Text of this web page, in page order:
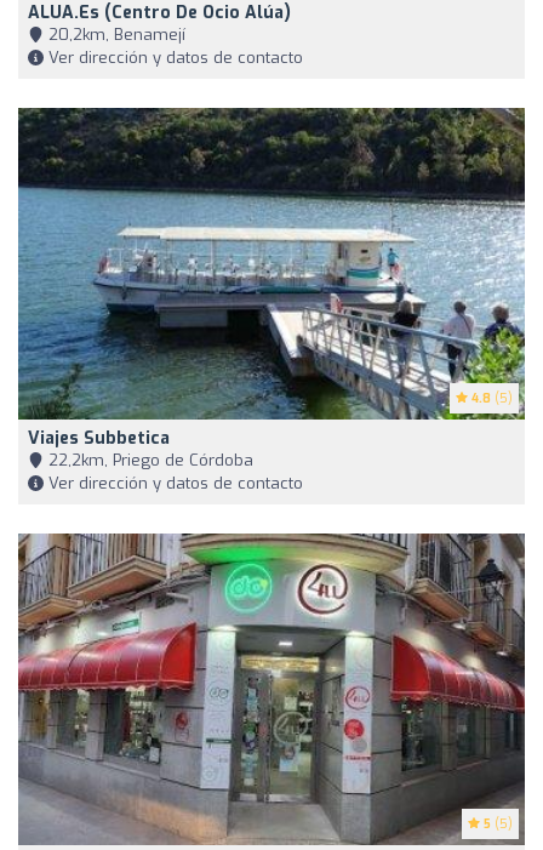
ALUA.es (Centro De Ocio Alúa)
20,2km, Benamejí
Ver dirección y datos de contacto
4.8 (5)
Viajes Subbetica
22,2km, Priego de Córdoba
Ver dirección y datos de contacto
5 (5)